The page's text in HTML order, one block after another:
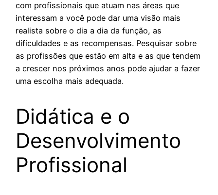
com profissionais que atuam nas áreas que
interessam a você pode dar uma visão mais
realista sobre o dia a dia da função, as
dificuldades e as recompensas. Pesquisar sobre
as profissões que estão em alta e as que tendem
a crescer nos próximos anos pode ajudar a fazer
uma escolha mais adequada.
Didática e o
Desenvolvimento
Profissional